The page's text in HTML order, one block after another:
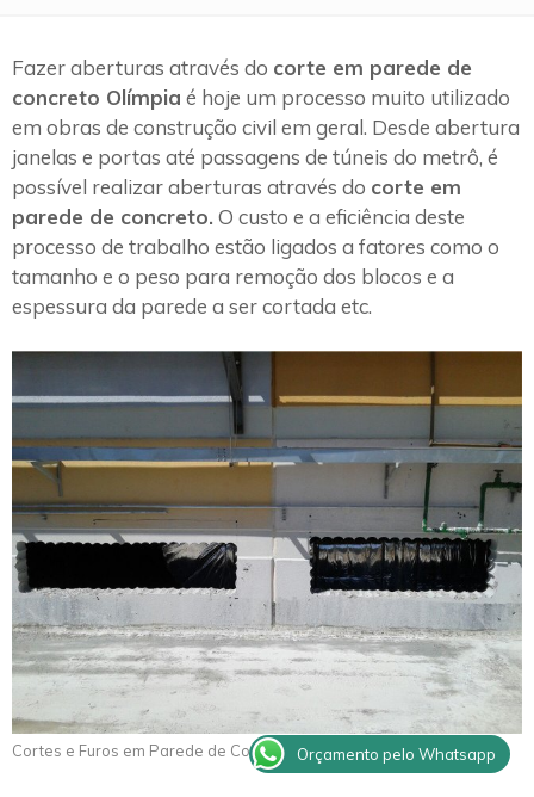
Fazer aberturas através do corte em parede de
concreto Olímpia é hoje um processo muito utilizado
em obras de construção civil em geral. Desde abertura
janelas e portas até passagens de túneis do metrô, é
possível realizar aberturas através do corte em
parede de concreto. O custo e a eficiência deste
processo de trabalho estão ligados a fatores como o
tamanho e o peso para remoção dos blocos e a
espessura da parede a ser cortada etc.
Cortes e Furos em Parede de Concreto OlímpiaOrçamento pelo Whatsapp